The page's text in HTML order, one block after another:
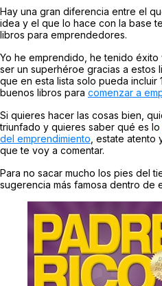
Hay una gran diferencia entre el
idea y el que lo hace con la base
libros para emprendedores.
Yo he emprendido, he tenido
ser un superhéroe gracias a estos
que en esta lista solo pueda incluir
buenos libros para comenzar a
Si quieres hacer las cosas bien,
triunfado y quieres saber qué es lo
del emprendimiento , estate
que te voy a comentar.
Para no sacar mucho los pies del
sugerencia más famosa dentro de